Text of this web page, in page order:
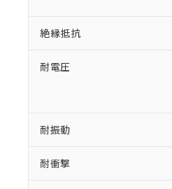
絶縁抵抗
耐電圧
耐振動
耐衝撃